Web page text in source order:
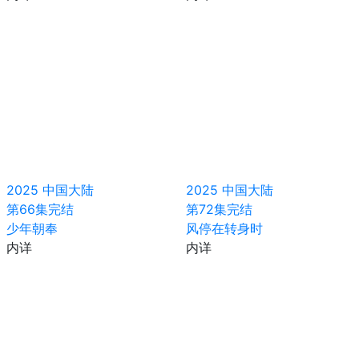
2025 中国大陆
第66集完结
少年朝奉
内详
2025 中国大陆
第72集完结
风停在转身时
内详